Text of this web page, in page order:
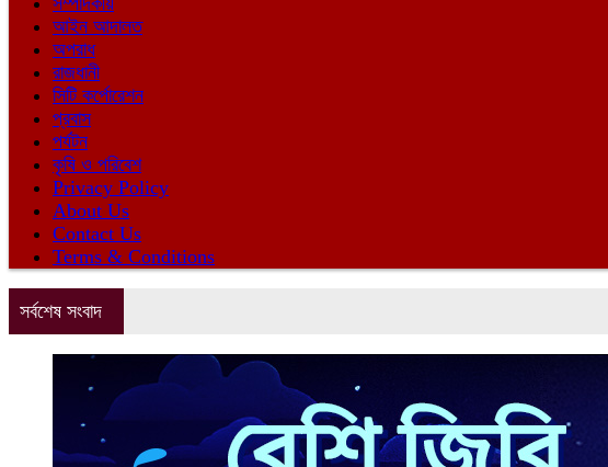
আইন আদালত
অপরাধ
রাজধানী
সিটি কর্পোরেশন
প্রবাস
পর্যটন
কৃষি ও পরিবেশ
Privacy Policy
About Us
Contact Us
Terms & Conditions
সর্বশেষ সংবাদ